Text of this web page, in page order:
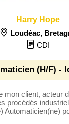
Harry Hope
Loudéac,
CDI
(H/F) -
mon client, acteur
procédés
Automaticien(ne)